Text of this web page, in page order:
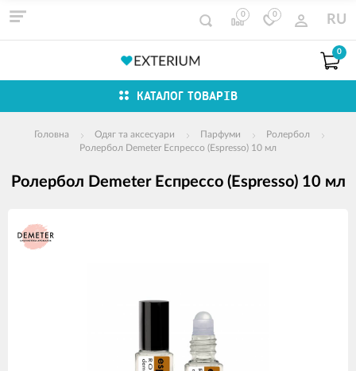
0 0 RU
0
КАТАЛОГ ТОВАРІВ
Головна Одяг та аксесуари Парфуми
Ролербол
Ролербол Demeter Еспрессо (Espresso) 10 мл
Ролербол Demeter Еспрессо (Espresso) 10 мл
зображення
продуктів